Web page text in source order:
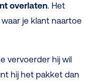
overlaten. Het
je klant naartoe
vervoerder hij wil
hij het pakket dan